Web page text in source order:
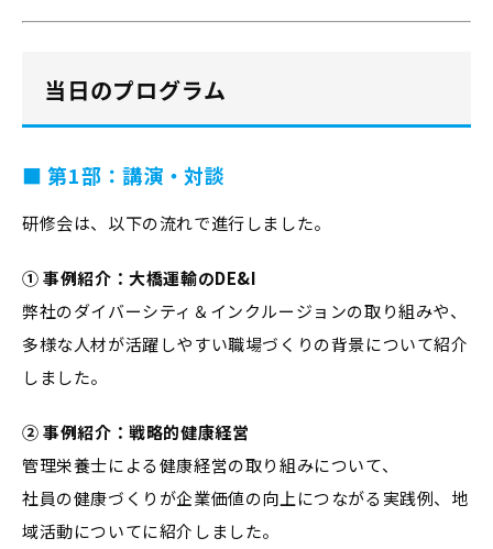
当日のプログラム
■ 第1部：講演・対談
研修会は、以下の流れで進行しました。
① 事例紹介：大橋運輸のDE&I
弊社のダイバーシティ＆インクルージョンの取り組みや、
多様な人材が活躍しやすい職場づくりの背景について紹介
しました。
② 事例紹介：戦略的健康経営
管理栄養士による健康経営の取り組みについて、
社員の健康づくりが企業価値の向上につながる実践例、地
域活動についてに紹介しました。